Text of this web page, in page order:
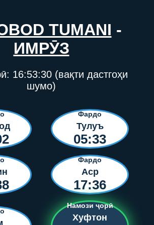
TUMANI -
ИМРӮЗ
16:53:30(вақти дастгоҳи
шумо)
Фардо
Тулуъ
05:33
Фардо
Аср
17:36
Намози ҷорӣ
Хуфтон